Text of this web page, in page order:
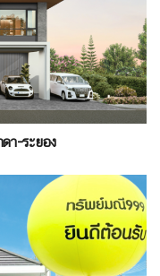
า-ระยอง